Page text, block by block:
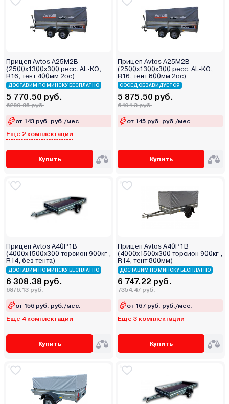
Прицеп Avtos А25М2В
(2500х1300х300 ресс. AL-KO,
R16, тент 400мм 2ос)
ДОСТАВИМ ПО МИНСКУ БЕСПЛАТНО
5 770.50 руб.
6289.85 руб.
от 143 руб. руб./мес.
Еще 2 комплектации
Купить
Прицеп Avtos А25М2В
(2500х1300х300 ресс. AL-KO,
R16, тент 800мм 2ос)
СОСЕД ОБЗАВИДУЕТСЯ
5 875.50 руб.
6404.3 руб.
от 145 руб. руб./мес.
Купить
Прицеп Avtos A40P1B
(4000х1500х300 торсион 900кг ,
R14, без тента)
ДОСТАВИМ ПО МИНСКУ БЕСПЛАТНО
6 308.38 руб.
6876.13 руб.
от 156 руб. руб./мес.
Еще 4 комплектации
Купить
Прицеп Avtos A40P1B
(4000х1500х300 торсион 900кг ,
R14, тент 800мм)
ДОСТАВИМ ПО МИНСКУ БЕСПЛАТНО
6 747.22 руб.
7354.47 руб.
от 167 руб. руб./мес.
Еще 3 комплектации
Купить